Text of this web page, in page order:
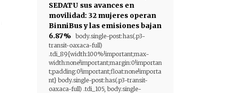
SEDATU sus avances en
movilidad: 32 mujeres operan
BinniBus y las emisiones bajan
6.87%
body.single-post:has(.p3-
transit-oaxaca-full)
.tdi_89{width:100%!important;max-
width:none!important;margin:0!importan
t;padding:0!important;float:none!importa
nt} body.single-post:has(.p3-transit-
oaxaca-full) .tdi_105, body.single-